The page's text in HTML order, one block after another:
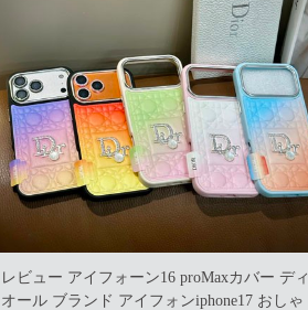
レビュー アイフォーン16 proMaxカバー ディ
オール ブランド アイフォンiphone17 おしゃ